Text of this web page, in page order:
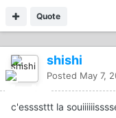
Quote
shishi
Posted May 7,
c'essssttt la